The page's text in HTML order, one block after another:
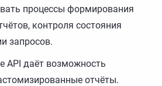
процессы формирования
контроля состояния
запросов.
API даёт возможность
отчёты.